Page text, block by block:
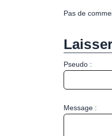
Pas de
Pseudo :
Message :